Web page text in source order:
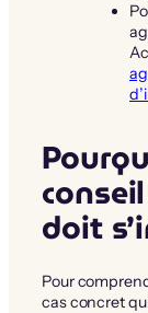
doit
Pour
cas concret